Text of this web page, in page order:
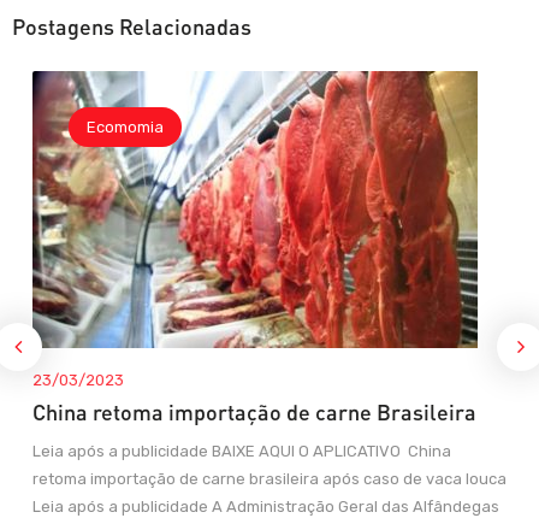
Postagens Relacionadas
Ecomomia
23/03/2023
China retoma importação de carne Brasileira
Leia após a publicidade BAIXE AQUI O APLICATIVO China
retoma importação de carne brasileira após caso de vaca louca
Leia após a publicidade A Administração Geral das Alfândegas